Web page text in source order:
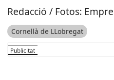
Redacció / Fotos:
Cornellà de LLobregat